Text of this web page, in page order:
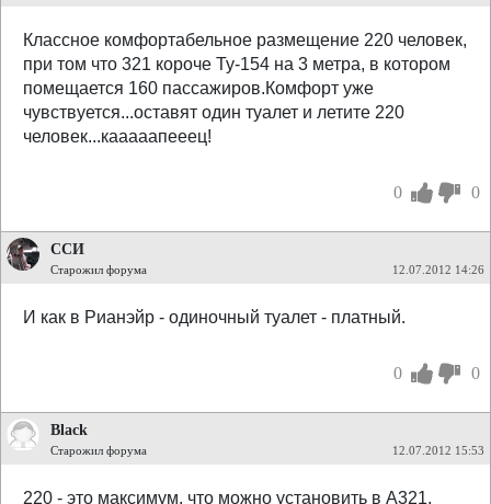
Классное комфортабельное размещение 220 человек,
при том что 321 короче Ту-154 на 3 метра, в котором
помещается 160 пассажиров.Комфорт уже
чувствуется...оставят один туалет и летите 220
человек...кааааапееец!
0 0
ССИ
Старожил форума 12.07.2012 14:26
И как в Рианэйр - одиночный туалет - платный.
0 0
Black
Старожил форума 12.07.2012 15:53
220 - это максимум, что можно установить в А321.